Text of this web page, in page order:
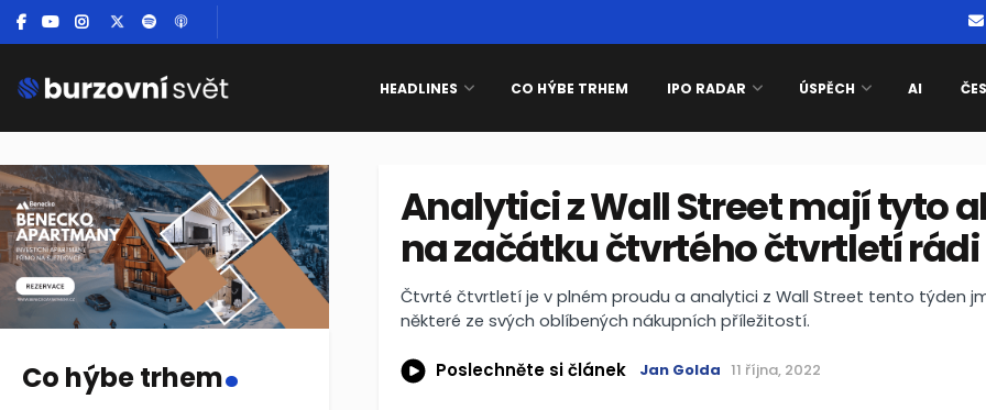
HEADLINES CO HÝBE TRHEM IPO RADAR ÚSPĚCH AI
Analytici z Wall Street mají tyto
na začátku čtvrtého čtvrtletí rádi
Čtvrté čtvrtletí je v plném proudu a analytici z Wall Street tento týden
některé ze svých oblíbených nákupních příležitostí.
Poslechněte si článek Jan Golda 11 října, 2022
Co hýbe trhem.